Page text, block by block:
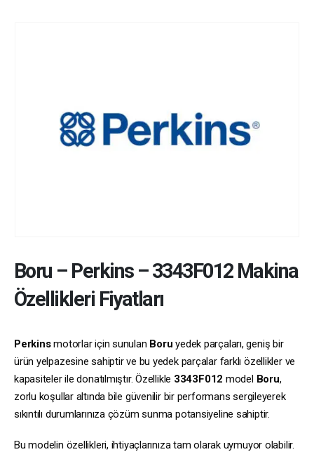
Boru – Perkins–3343F012Makina
Özellikleri Fiyatları
Perkinsmotorlar için sunulan Boru yedek parçaları, geniş bir
ürün yelpazesine sahiptir ve bu yedek parçalar farklı özellikler ve
kapasiteler ile donatılmıştır. Özellikle 3343F012 model Boru,
zorlu koşullar altında bile güvenilir bir performans sergileyerek
sıkıntılı durumlarınıza çözüm sunma potansiyeline sahiptir.
Bu modelin özellikleri, ihtiyaçlarınıza tam olarak uymuyor olabilir.